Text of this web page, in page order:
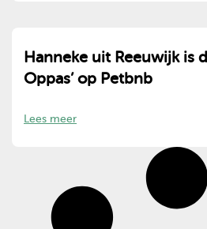
Hanneke uit Reeuwijk is
Oppas’ op Petbnb
Lees meer